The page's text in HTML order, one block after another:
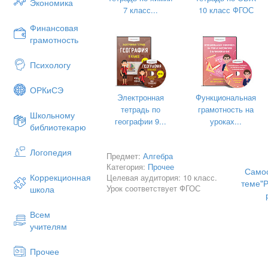
Экономика
Финансовая
грамотность
Психологу
ОРКиСЭ
Школьному
библиотекарю
Логопедия
Коррекционная
школа
Всем
учителям
Прочее
7 класс...
10 класс ФГОС
Электронная
тетрадь по
географии 9...
Функциональная
грамотность на
уроках...
Предмет:Алгебра
Категория: Прочее
Целевая аудитория: 10 класс.
Урок соответствует ФГОС